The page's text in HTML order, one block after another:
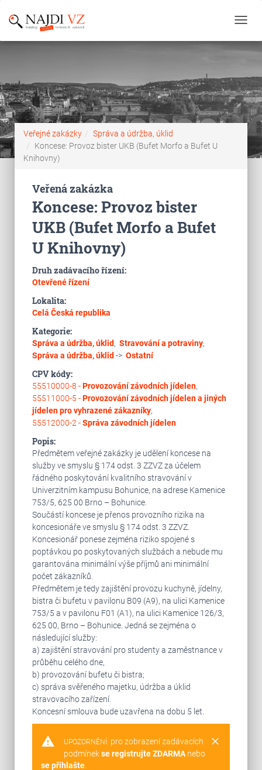
Veřejné zakázky
Správa a údržba, úklid
Koncese: Provoz bister UKB (Bufet Morfo a Bufet U
Knihovny)
Veřená zakázka
Koncese: Provoz bister
UKB (Bufet Morfo a Bufet
U Knihovny)
Druh zadávacího řízení:
Otevřené řízení
Lokalita:
Celá Česká republika
Kategorie:
Správa a údržba, úklid, Stravování a potraviny,
Správa a údržba, úklid -> Ostatní
CPV kódy:
55510000-8 -Provozování závodních jídelen,
55511000-5 -Provozování závodních jídelen a jiných
jídelen pro vyhrazené zákazníky,
55512000-2 -Správa závodních jídelen
Popis:
Předmětem veřejné zakázky je udělení koncese na
služby ve smyslu § 174 odst. 3 ZZVZ za účelem
řádného poskytování kvalitního stravování v
Univerzitním kampusu Bohunice, na adrese Kamenice
753/5, 625 00 Brno – Bohunice.
Součástí koncese je přenos provozního rizika na
koncesionáře ve smyslu § 174 odst. 3 ZZVZ.
Koncesionář ponese zejména riziko spojené s
poptávkou po poskytovaných službách a nebude mu
garantována minimální výše příjmů ani minimální
počet zákazníků.
Předmětem je tedy zajištění provozu kuchyně, jídelny,
bistra či bufetu v pavilonu B09 (A9), na ulici Kamenice
753/5 a v pavilonu F01 (A1), na ulici Kamenice 126/3,
625 00, Brno – Bohunice. Jedná se zejména o
následující služby:
a) zajištění stravování pro studenty a zaměstnance v
průběhu celého dne,
b) provozování bufetu či bistra;
c) správa svěřeného majetku, údržba a úklid
stravovacího zařízení.
Koncesní smlouva bude uzavřena na dobu 5 let.
warning clear
UPOZORNĚNÍ: pro zobrazení zadávacích
podmínekse registrujte ZDARMAnebo
se přihlašte.